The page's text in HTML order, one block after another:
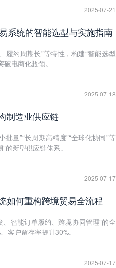
2025-07-21
系统的智能选型与实施指南
履约周期长”等特性，构建“智能选型
电商化瓶颈。
2025-07-18
制造业供应链
量”“长周期高精度”“全球化协同”等
的新型供应链体系。
2025-07-17
如何重构跨境贸易全流程
智能订单履约、跨境协同管理”的全
客户留存率提升30%。
2025-07-17